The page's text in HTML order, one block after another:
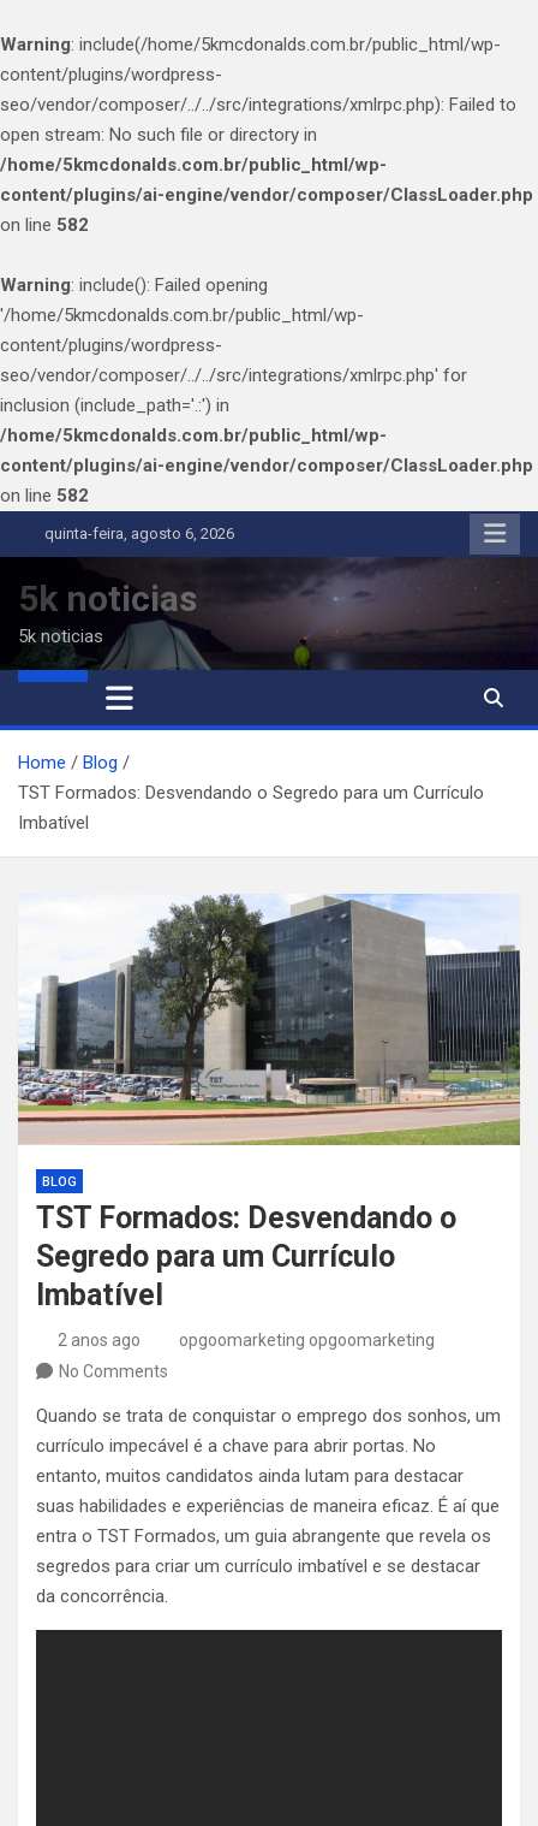
Warning: include(/home/5kmcdonalds.com.br/public_html/wp-
content/plugins/wordpress-
seo/vendor/composer/../../src/integrations/xmlrpc.php): Failed to
open stream: No such file or directory in
/home/5kmcdonalds.com.br/public_html/wp-
content/plugins/ai-engine/vendor/composer/ClassLoader.php
on line 582
Warning: include(): Failed opening
'/home/5kmcdonalds.com.br/public_html/wp-
content/plugins/wordpress-
seo/vendor/composer/../../src/integrations/xmlrpc.php' for
inclusion (include_path='.:') in
/home/5kmcdonalds.com.br/public_html/wp-
content/plugins/ai-engine/vendor/composer/ClassLoader.php
on line 582
to
content
quinta-feira, agosto 6, 2026
5k noticias
5k noticias
Home
Blog
TST Formados: Desvendando o Segredo para um Currículo
Imbatível
BLOG
TST Formados: Desvendando o
Segredo para um Currículo
Imbatível
2 anos ago
opgoomarketing opgoomarketing
No Comments
Quando se trata de conquistar o emprego dos sonhos, um
currículo impecável é a chave para abrir portas. No
entanto, muitos candidatos ainda lutam para destacar
suas habilidades e experiências de maneira eficaz. É aí que
entra o TST Formados, um guia abrangente que revela os
segredos para criar um currículo imbatível e se destacar
da concorrência.